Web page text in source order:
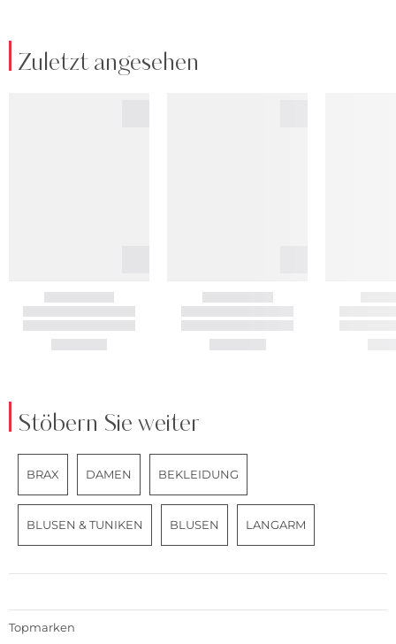
Zuletzt angesehen
Stöbern Sie weiter
BRAX DAMEN BEKLEIDUNG
BLUSEN & TUNIKEN BLUSEN LANGARM
Topmarken